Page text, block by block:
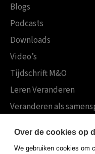
Blogs
Podcasts
Downloads
Video’s
Tijdschrift M&O
Leren Veranderen
Veranderen als
Koninklijke Boom
Over de cookies op
We gebruiken cookies om